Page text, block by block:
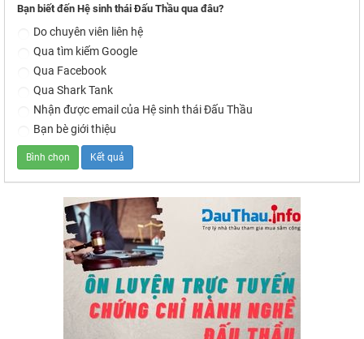
Bạn biết đến Hệ sinh thái Đấu Thầu qua đâu?
Do chuyên viên liên hệ
Qua tìm kiếm Google
Qua Facebook
Qua Shark Tank
Nhận được email của Hệ sinh thái Đấu Thầu
Bạn bè giới thiệu